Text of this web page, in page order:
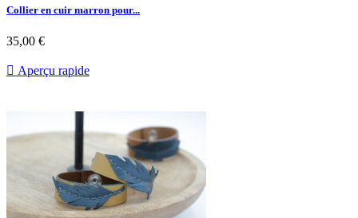
Collier en cuir marron pour...
35,00 €
 Aperçu rapide